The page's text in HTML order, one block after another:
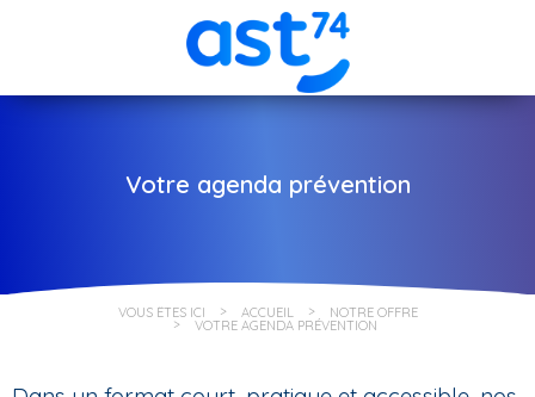
Votre agenda prévention
VOUS ÊTES ICI ACCUEIL NOTRE OFFRE
VOTRE AGENDA PRÉVENTION